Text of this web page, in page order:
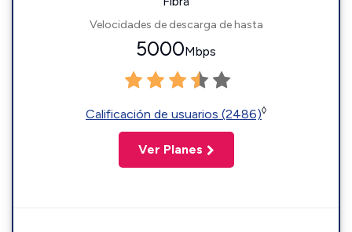
Velocidades de descarga de hasta
5000Mbps
Calificación de usuarios (2486)◊
Ver Planes